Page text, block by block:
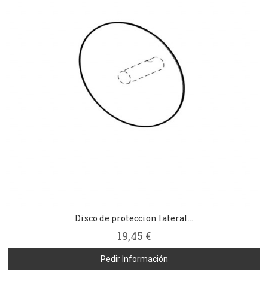
Disco de proteccion lateral...
19,45 €
Pedir Información